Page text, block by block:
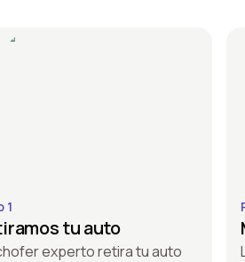
1
tu auto
experto retira tu auto